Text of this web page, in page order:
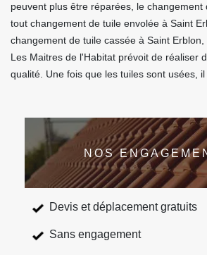
peuvent plus être réparées, le changement
tout changement de tuile envolée à Saint
changement de tuile cassée à Saint
Les Maitres de l'Habitat prévoit de réaliser
qualité. Une fois que les tuiles sont usées,
NOS
Devis et déplacement gratuits
Sans engagement